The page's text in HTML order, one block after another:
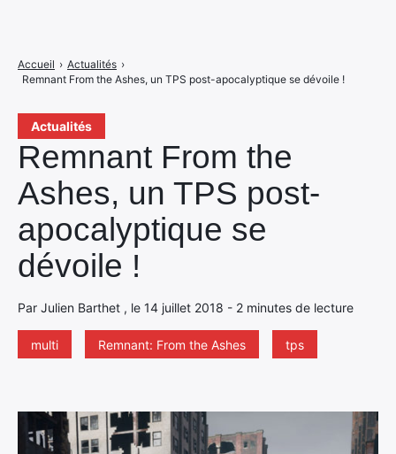
Actualités
Remnant From the
Ashes, un TPS post-
apocalyptique se
dévoile !
Par Julien Barthet , le 14 juillet 2018 - 2 minutes de lecture
multi Remnant: From the Ashes tps
Accueil › Actualités ›
Remnant From the Ashes, un TPS post-apocalyptique se dévoile !